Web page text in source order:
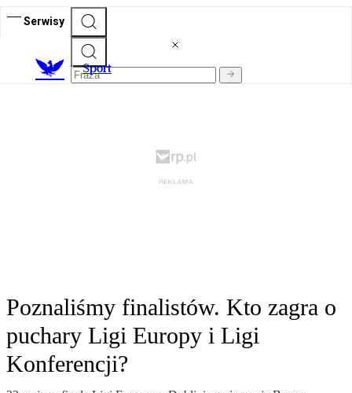
Serwisy
Sport
Poznaliśmy finalistów. Kto zagra o
puchary Ligi Europy i Ligi
Konferencji?